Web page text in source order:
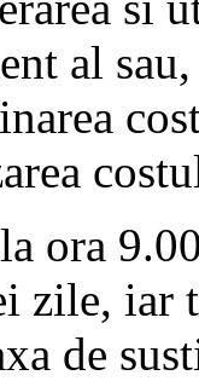
al
ora
zile, iar
de